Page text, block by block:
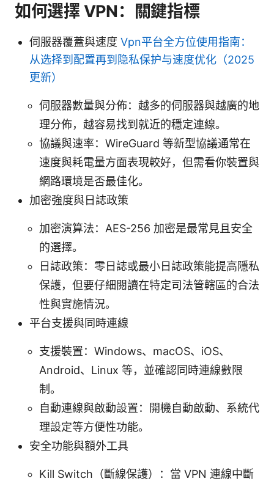
如何選擇 VPN：關鍵指標
伺服器覆蓋與速度 Vpn平台全方位使用指南：
从选择到配置再到隐私保护与速度优化（2025
更新）
伺服器數量與分佈：越多的伺服器與越廣的地
理分佈，越容易找到就近的穩定連線。
協議與速率：WireGuard 等新型協議通常在
速度與耗電量方面表現較好，但需看你裝置與
網路環境是否最佳化。
加密強度與日誌政策
加密演算法：AES-256 加密是最常見且安全
的選擇。
日誌政策：零日誌或最小日誌政策能提高隱私
保護，但要仔細閱讀在特定司法管轄區的合法
性與實施情況。
平台支援與同時連線
支援裝置：Windows、macOS、iOS、
Android、Linux 等，並確認同時連線數限
制。
自動連線與啟動設置：開機自動啟動、系統代
理設定等方便性功能。
安全功能與額外工具
Kill Switch（斷線保護）：當 VPN 連線中斷